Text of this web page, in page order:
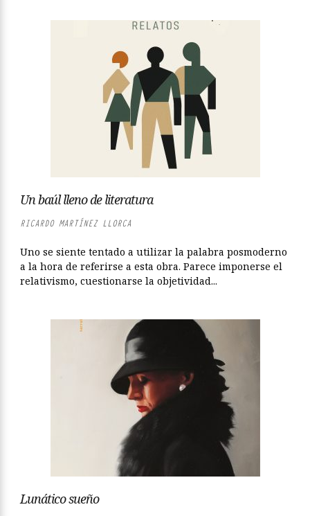
Un baúl lleno de literatura
RICARDO MARTÍNEZ LLORCA
Uno se siente tentado a utilizar la palabra posmoderno
a la hora de referirse a esta obra. Parece imponerse el
relativismo, cuestionarse la objetividad...
Lunático sueño